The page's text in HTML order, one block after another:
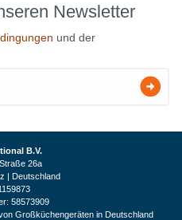
Newsletter
und der
B.V.
26a
| Deutschland
58573909
Großküchengeräten in Deutschland